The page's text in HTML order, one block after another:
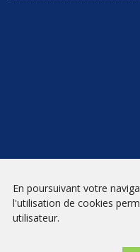
NEWSLETTER
En poursuivant votre
l'utilisation de cookies
utilisateur.